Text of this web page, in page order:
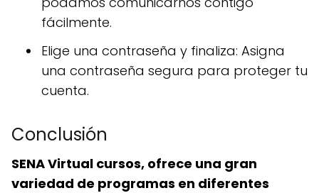
fácilmente.
Elige una contraseña y finaliza: Asigna
una contraseña segura para proteger tu
cuenta.
Conclusión
SENA Virtual cursos, ofrece una gran
variedad de programas en diferentes